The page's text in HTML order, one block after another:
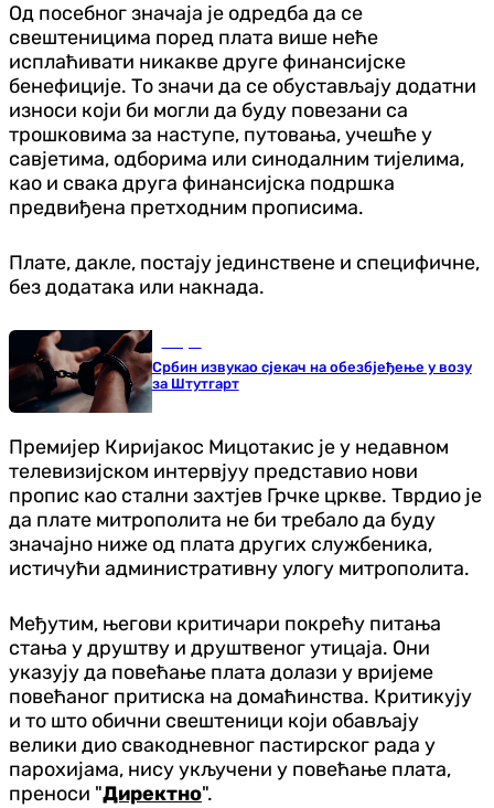
Од посебног значаја је одредба да се
свештеницима поред плата више неће
исплаћивати никакве друге финансијске
бенефиције. То значи да се обустављају додатни
износи који би могли да буду повезани са
трошковима за наступе, путовања, учешће у
савјетима, одборима или синодалним тијелима,
као и свака друга финансијска подршка
предвиђена претходним прописима.
Плате, дакле, постају јединствене и специфичне,
без додатака или накнада.
Србин извукао сјекач на обезбјеђење у возу
за Штутгарт
Премијер Киријакос Мицотакис је у недавном
телевизијском интервјуу представио нови
пропис као стални захтјев Грчке цркве. Тврдио је
да плате митрополита не би требало да буду
значајно ниже од плата других службеника,
истичући административну улогу митрополита.
Међутим, његови критичари покрећу питања
стања у друштву и друштвеног утицаја. Они
указују да повећање плата долази у вријеме
повећаног притиска на домаћинства. Критикују
и то што обични свештеници који обављају
велики дио свакодневног пастирског рада у
парохијама, нису укључени у повећање плата,
преноси "Директно".